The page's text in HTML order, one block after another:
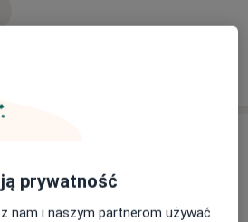
prywatność
nam i naszym partnerom używać